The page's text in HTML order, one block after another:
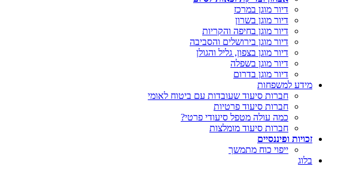
דיור מוגן במרכז
דיור מוגן בשרון
דיור מוגן בחיפה והקריות
דיור מוגן בירושלים והסביבה
דיור מוגן בצפון, גליל והגולן
דיור מוגן בשפלה
דיור מוגן בדרום
מידע למשפחות
חברות סיעוד שעובדות עם ביטוח לאומי
חברות סיעוד פרטיות
כמה עולה מטפל סיעודי פרטי?
חברות סיעוד מומלצות
זכויות ופיננסיים
ייפוי כוח מתמשך
בלוג